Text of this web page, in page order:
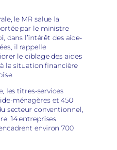
le MR salue la
par le ministre
dans l’intérêt des aide-
il rappelle
le ciblage des aides
la situation financière
les titres-services
ménagères et 450
secteur conventionnel,
14 entreprises
environ 700